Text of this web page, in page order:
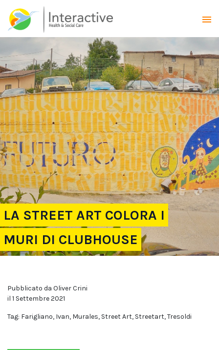
LA STREET ART COLORA I
MURI DI CLUBHOUSE
Pubblicato da Oliver Crini
il 1 Settembre 2021
Tag: Farigliano, Ivan, Murales, Street Art, Streetart, Tresoldi